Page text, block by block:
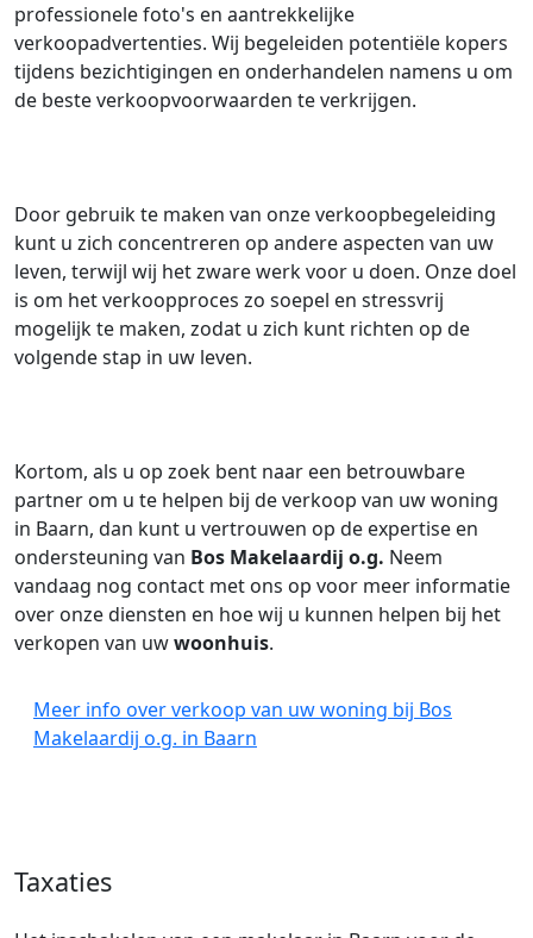
professionele foto's en aantrekkelijke
verkoopadvertenties. Wij begeleiden potentiële kopers
tijdens bezichtigingen en onderhandelen namens u om
de beste verkoopvoorwaarden te verkrijgen.
Door gebruik te maken van onze verkoopbegeleiding
kunt u zich concentreren op andere aspecten van uw
leven, terwijl wij het zware werk voor u doen. Onze doel
is om het verkoopproces zo soepel en stressvrij
mogelijk te maken, zodat u zich kunt richten op de
volgende stap in uw leven.
Kortom, als u op zoek bent naar een betrouwbare
partner om u te helpen bij de verkoop van uw woning
in Baarn, dan kunt u vertrouwen op de expertise en
ondersteuning van Bos Makelaardij o.g. Neem
vandaag nog contact met ons op voor meer informatie
over onze diensten en hoe wij u kunnen helpen bij het
verkopen van uwwoonhuis.
Meer info over verkoop van uw woning bij Bos
Makelaardij o.g. in Baarn
Taxaties